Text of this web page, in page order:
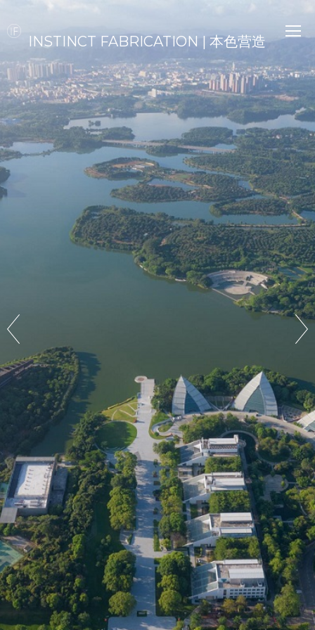
INSTINCT FABRICATION | 本色营造